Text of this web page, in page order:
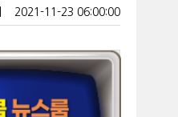
2021-11-23 06:00:00